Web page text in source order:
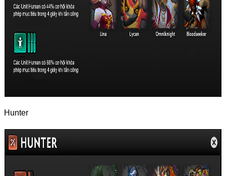
Hunter